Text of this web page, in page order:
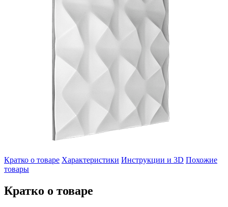
Кратко о товаре Характеристики Инструкции и 3D Похожие
товары
Кратко о товаре